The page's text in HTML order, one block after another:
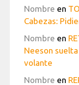
Nombre en
Cabezas:
Nombre en
Neeson
volante
Nombre en